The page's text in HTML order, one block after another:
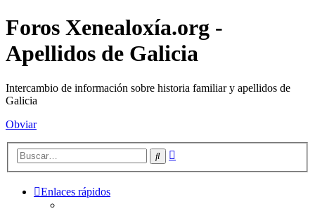
Foros Xenealoxía.org -
Apellidos de Galicia
Intercambio de información sobre historia familiar y apellidos de
Galicia
Obviar
Buscar
Enlaces rápidos